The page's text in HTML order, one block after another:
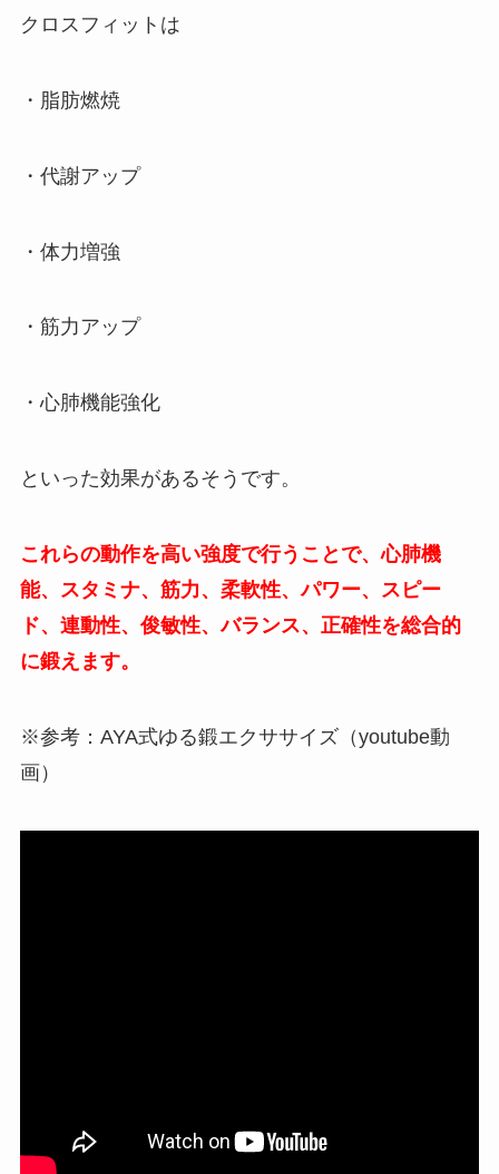
クロスフィットは
・脂肪燃焼
・代謝アップ
・体力増強
・筋力アップ
・心肺機能強化
といった効果があるそうです。
これらの動作を高い強度で行うことで、心肺機
能、スタミナ、筋力、柔軟性、パワー、スピー
ド、連動性、俊敏性、バランス、正確性を総合的
に鍛えます。
※参考：AYA式ゆる鍛エクササイズ（youtube動
画）